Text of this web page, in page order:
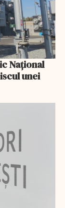
Național
unei